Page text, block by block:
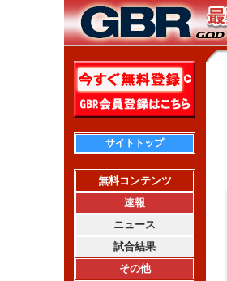
サイトトップ
無料コンテンツ
速報
ニュース
試合結果
その他